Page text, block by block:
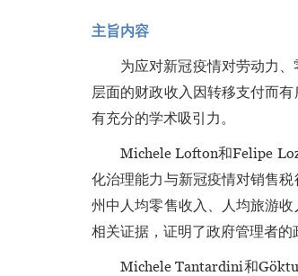
主旨内容
为应对新冠疫情对劳动力
层面的财政收入因转移支付而
有充分的学术吸引力。
Michele Lofton和Felipe
化治理能力与新冠疫情对销售
州中人均零售收入、人均旅游
相关证据，证明了政府管理者的
Michele Tantardini和